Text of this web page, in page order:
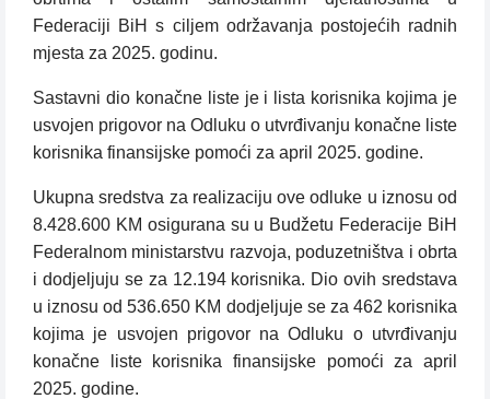
Federaciji BiH s ciljem održavanja postojećih radnih
mjesta za 2025. godinu.
Sastavni dio konačne liste je i lista korisnika kojima je
usvojen prigovor na Odluku o utvrđivanju konačne liste
korisnika finansijske pomoći za april 2025. godine.
Ukupna sredstva za realizaciju ove odluke u iznosu od
8.428.600 KM osigurana su u Budžetu Federacije BiH
Federalnom ministarstvu razvoja, poduzetništva i obrta
i dodjeljuju se za 12.194 korisnika. Dio ovih sredstava
u iznosu od 536.650 KM dodjeljuje se za 462 korisnika
kojima je usvojen prigovor na Odluku o utvrđivanju
konačne liste korisnika finansijske pomoći za april
2025. godine.